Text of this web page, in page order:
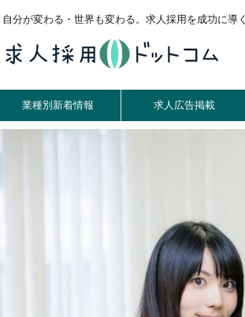
自分が変わる・世界も変わる。求人採用を成功に導
業種別新着情報 求人広告掲載